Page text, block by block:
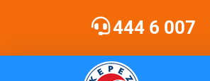
444 6 007